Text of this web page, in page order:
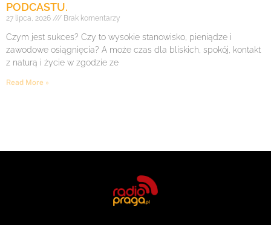
PODCASTU.
27 lipca, 2026 Brak komentarzy
Czym jest sukces? Czy to wysokie stanowisko, pieniądze i
zawodowe osiągnięcia? A może czas dla bliskich, spokój, kontakt
z naturą i życie w zgodzie ze
Read More »